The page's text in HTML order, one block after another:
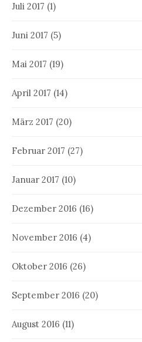
Juli 2017 (1)
Juni 2017 (5)
Mai 2017 (19)
April 2017 (14)
März 2017 (20)
Februar 2017 (27)
Januar 2017 (10)
Dezember 2016 (16)
November 2016 (4)
Oktober 2016 (26)
September 2016 (20)
August 2016 (11)